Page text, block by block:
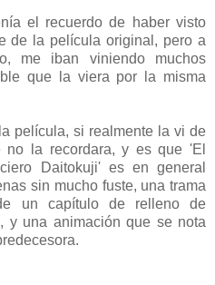
el recuerdo de haber visto
de la película original, pero a
me iban viniendo muchos
que la viera por la misma
película, si realmente la vi de
no la recordara, y es que 'El
Daitokuji' es en general
sin mucho fuste, una trama
un capítulo de relleno de
y una animación que se nota